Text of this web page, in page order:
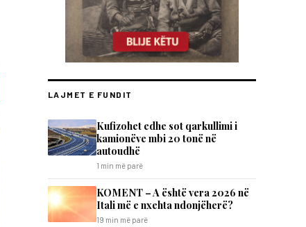
LAJMET E FUNDIT
Kufizohet edhe sot qarkullimi i
kamionëve mbi 20 tonë në
autoudhë
1 min më parë
KOMENT – A është vera 2026 në
Itali më e nxehta ndonjëherë?
19 min më parë